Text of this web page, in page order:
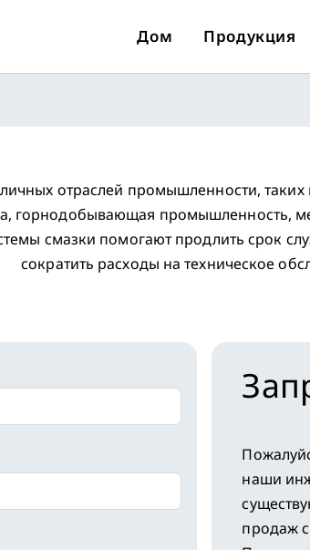
Дом Продукция
отраслей промышленности, таких
горнодобывающая
смазки помогают продлить срок
сократить расходы на техническое
наши
продаж